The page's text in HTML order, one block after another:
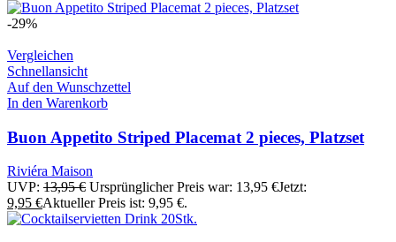
-29%
Vergleichen
Schnellansicht
Auf den Wunschzettel
In den Warenkorb
Buon Appetito Striped Placemat 2 pieces, Platzset
Riviéra Maison
UVP: 13,95€ Ursprünglicher Preis war: 13,95 €Jetzt:
9,95 €Aktueller Preis ist: 9,95 €.